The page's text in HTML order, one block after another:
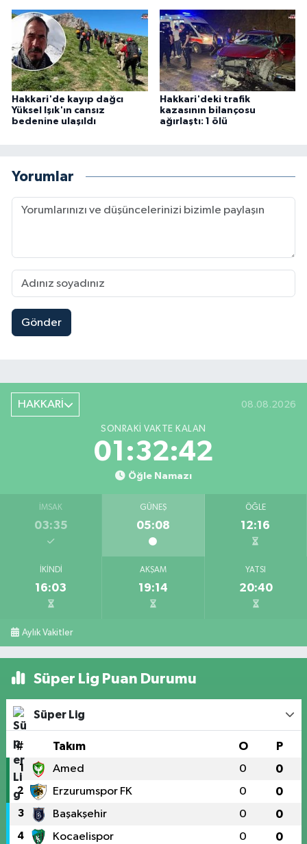
Hakkari'de kayıp dağcı
Yüksel Işık'ın cansız
bedenine ulaşıldı
Hakkari'deki trafik
kazasının bilançosu
ağırlaştı: 1 ölü
Yorumlar
Gönder
HAKKARİ 08.08.2026
SONRAKI VAKTE KALAN
01:32:41
Öğle Namazı
İMSAK
03:35
GÜNEŞ
05:08
ÖĞLE
12:16
İKINDI
16:03
AKŞAM
19:14
YATSI
20:40
Aylık Vakitler
Süper Lig Puan Durumu
Süper Lig
# Takım O P
1 Amed 0 0
2 Erzurumspor FK 0 0
3 Başakşehir 0 0
4 Kocaelispor 0 0